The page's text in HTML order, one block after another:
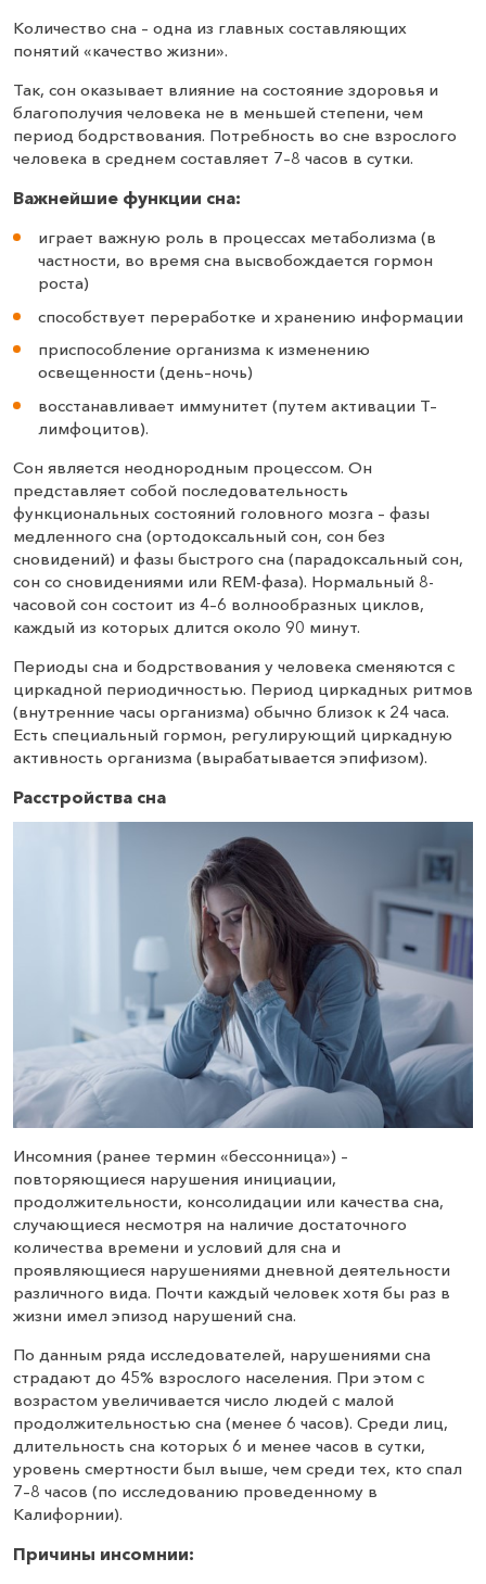
Количество сна – одна из главных составляющих
понятий «качество жизни».
Так, сон оказывает влияние на состояние здоровья и
благополучия человека не в меньшей степени, чем
период бодрствования. Потребность во сне взрослого
человека в среднем составляет 7–8 часов в сутки.
Важнейшие функции сна:
играет важную роль в процессах метаболизма (в
частности, во время сна высвобождается гормон
роста)
способствует переработке и хранению информации
приспособление организма к изменению
освещенности (день–ночь)
восстанавливает иммунитет (путем активации Т–
лимфоцитов).
Сон является неоднородным процессом. Он
представляет собой последовательность
функциональных состояний головного мозга – фазы
медленного сна (ортодоксальный сон, сон без
сновидений) и фазы быстрого сна (парадоксальный сон,
сон со сновидениями или REM-фаза). Нормальный 8-
часовой сон состоит из 4–6 волнообразных циклов,
каждый из которых длится около 90 минут.
Периоды сна и бодрствования у человека сменяются с
циркадной периодичностью. Период циркадных ритмов
(внутренние часы организма) обычно близок к 24 часа.
Есть специальный гормон, регулирующий циркадную
активность организма (вырабатывается эпифизом).
Расстройства сна
Инсомния (ранее термин «бессонница») –
повторяющиеся нарушения инициации,
продолжительности, консолидации или качества сна,
случающиеся несмотря на наличие достаточного
количества времени и условий для сна и
проявляющиеся нарушениями дневной деятельности
различного вида. Почти каждый человек хотя бы раз в
жизни имел эпизод нарушений сна.
По данным ряда исследователей, нарушениями сна
страдают до 45% взрослого населения. При этом с
возрастом увеличивается число людей с малой
продолжительностью сна (менее 6 часов). Среди лиц,
длительность сна которых 6 и менее часов в сутки,
уровень смертности был выше, чем среди тех, кто спал
7–8 часов (по исследованию проведенному в
Калифорнии).
Причины инсомнии: